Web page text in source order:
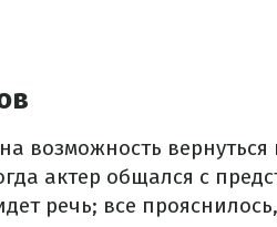
возможность
актер общался с
речь; все